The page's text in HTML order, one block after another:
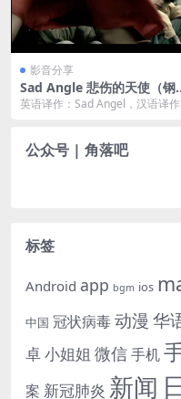
影音分享
Sad Angle 悲伤的天使（钢
曲纯音乐）此生必听系列
英语译作：Sad Angel，汉语译作
公众号 | 角落吧
标签
Android app bgm ios
中国 冠状病毒动漫 华
卓小姐姐 微信手机
案 新冠肺炎 新闻